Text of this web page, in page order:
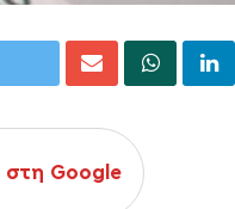
Google